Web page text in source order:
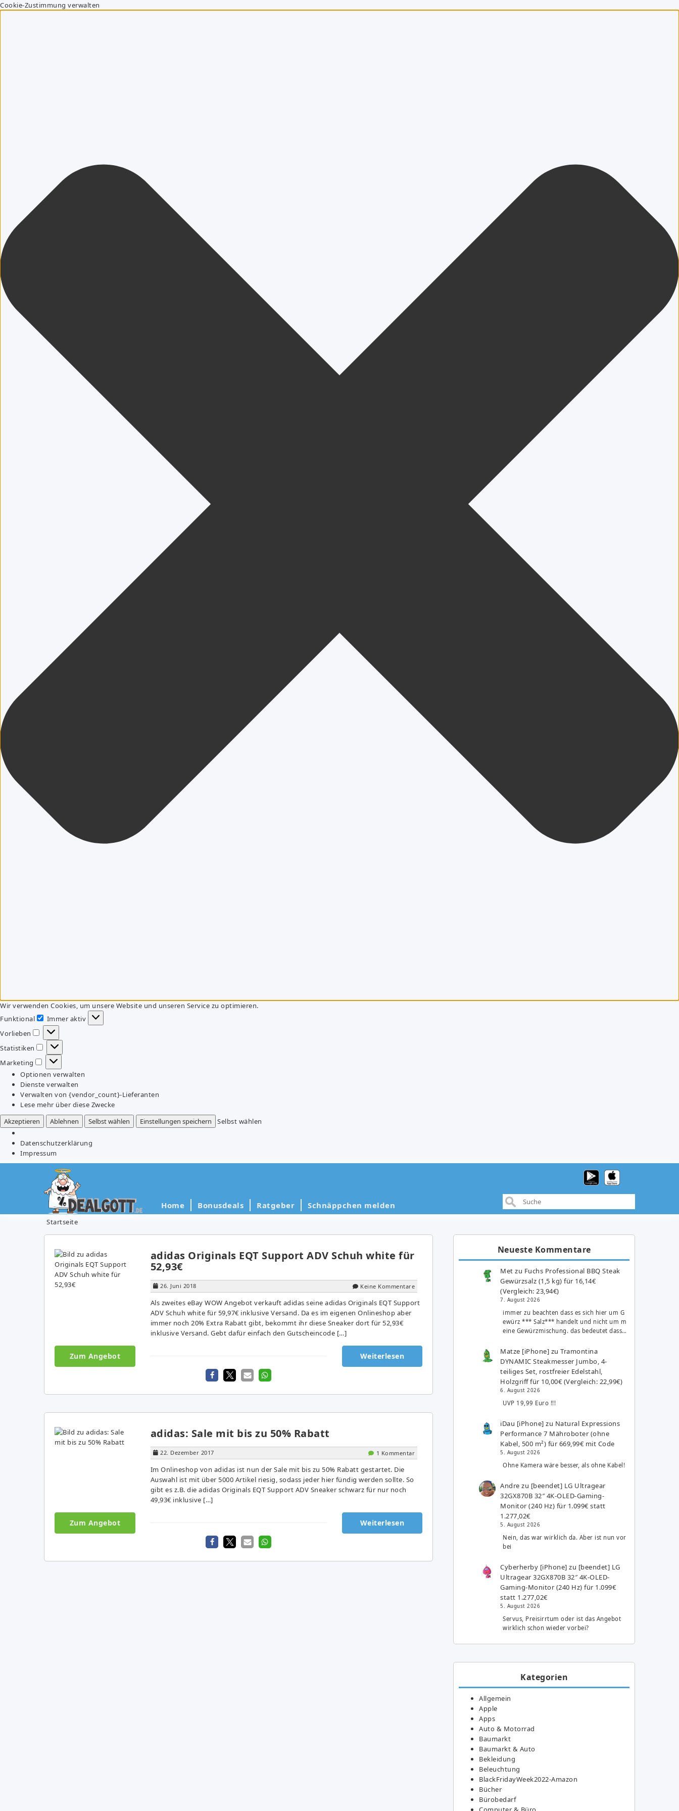
Cookie-Zustimmung verwalten
Wir verwenden Cookies, um unsere Website und unseren Service zu optimieren.
Funktional
Funktional
Immer aktiv
Vorlieben
Vorlieben
Statistiken
Statistiken
Marketing
Marketing
Optionen verwalten
Dienste verwalten
Verwalten von {vendor_count}-Lieferanten
Lese mehr über diese Zwecke
Akzeptieren
Ablehnen Selbst wählen Einstellungen speichern Selbst wählen
Datenschutzerklärung
Impressum
Home Bonusdeals Ratgeber Schnäppchen melden
Startseite
adidas Originals EQT Support ADV Schuh white für
52,93€
26. Juni 2018 Keine Kommentare
Als zweites eBay WOW Angebot verkauft adidas seine adidas Originals EQT Support
ADV Schuh white für 59,97€ inklusive Versand. Da es im eigenen Onlineshop aber
immer noch 20% Extra Rabatt gibt, bekommt ihr diese Sneaker dort für 52,93€
inklusive Versand. Gebt dafür einfach den Gutscheincode […]
Zum Angebot Weiterlesen
adidas: Sale mit bis zu 50% Rabatt
22. Dezember 2017 1 Kommentar
Im Onlineshop von adidas ist nun der Sale mit bis zu 50% Rabatt gestartet. Die
Auswahl ist mit über 5000 Artikel riesig, sodass jeder hier fündig werden sollte. So
gibt es z.B. die adidas Originals EQT Support ADV Sneaker schwarz für nur noch
49,93€ inklusive […]
Zum Angebot Weiterlesen
Neueste Kommentare
Met zu Fuchs Professional BBQ Steak
Gewürzsalz (1,5 kg) für 16,14€
(Vergleich: 23,94€)
7. August 2026
immer zu beachten dass es sich hier um G
ewürz *** Salz*** handelt und nicht um m
eine Gewürzmischung. das bedeutet dass…
Matze [iPhone] zuTramontina
DYNAMIC Steakmesser Jumbo, 4-
teiliges Set, rostfreier Edelstahl,
Holzgriff für 10,00€ (Vergleich: 22,99€)
6. August 2026
UVP 19,99 Euro !!!
iDau [iPhone] zu Natural Expressions
Performance 7 Mähroboter (ohne
Kabel, 500 m²) für 669,99€ mit Code
5. August 2026
Ohne Kamera wäre besser, als ohne Kabel!
Andre zu [beendet] LG Ultragear
32GX870B 32″ 4K-OLED-Gaming-
Monitor (240 Hz) für 1.099€ statt
1.277,02€
5. August 2026
Nein, das war wirklich da. Aber ist nun vor
bei
Cyberherby [iPhone] zu [beendet] LG
Ultragear 32GX870B 32″ 4K-OLED-
Gaming-Monitor (240 Hz) für 1.099€
statt 1.277,02€
5. August 2026
Servus, Preisirrtum oder ist das Angebot
wirklich schon wieder vorbei?
Kategorien
Allgemein
Apple
Apps
Auto & Motorrad
Baumarkt
Baumarkt & Auto
Bekleidung
Beleuchtung
BlackFridayWeek2022-Amazon
Bücher
Bürobedarf